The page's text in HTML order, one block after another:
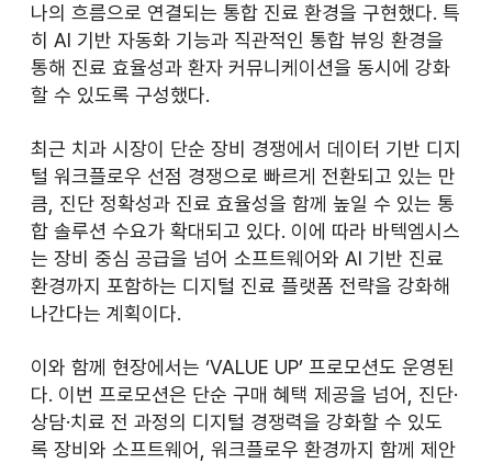
나의 흐름으로 연결되는 통합 진료 환경을 구현했다. 특
히 AI 기반 자동화 기능과 직관적인 통합 뷰잉 환경을
통해 진료 효율성과 환자 커뮤니케이션을 동시에 강화
할 수 있도록 구성했다.
최근 치과 시장이 단순 장비 경쟁에서 데이터 기반 디지
털 워크플로우 선점 경쟁으로 빠르게 전환되고 있는 만
큼, 진단 정확성과 진료 효율성을 함께 높일 수 있는 통
합 솔루션 수요가 확대되고 있다. 이에 따라 바텍엠시스
는 장비 중심 공급을 넘어 소프트웨어와 AI 기반 진료
환경까지 포함하는 디지털 진료 플랫폼 전략을 강화해
나간다는 계획이다.
이와 함께 현장에서는 ‘VALUE UP’ 프로모션도 운영된
다. 이번 프로모션은 단순 구매 혜택 제공을 넘어, 진단·
상담·치료 전 과정의 디지털 경쟁력을 강화할 수 있도
록 장비와 소프트웨어, 워크플로우 환경까지 함께 제안